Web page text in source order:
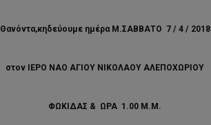
Θανόντα,κηδεύουμε ημέρα M.ΣΑΒΒΑΤΟ 7 / 4 / 2018
στον ΙΕΡΟ ΝΑΟ ΑΓΙΟΥ ΝΙΚΟΛΑΟΥ ΑΛΕΠΟΧΩΡΙΟΥ
ΦΩΚΙΔΑΣ & ΩΡΑ 1.00 Μ.M.